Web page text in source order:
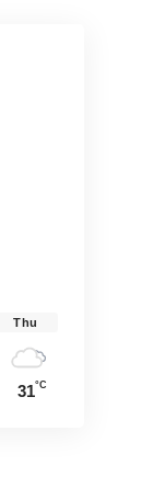
Thu
31°C